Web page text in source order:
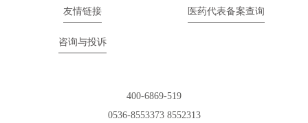
友情链接 医药代表备案查询
咨询与投诉
400-6869-519
0536-8553373 8552313